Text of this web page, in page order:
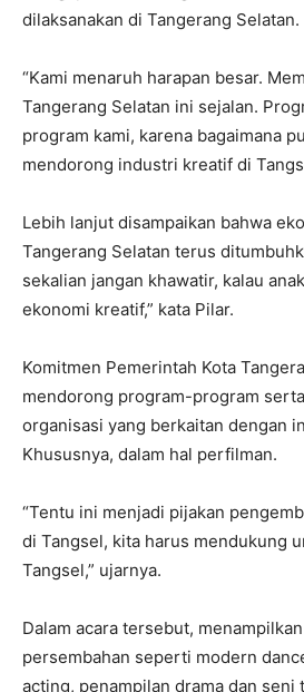
dilaksanakan di Tangerang Selatan.
“Kami menaruh harapan besar.
Tangerang Selatan ini sejalan.
program kami, karena bagaimana
mendorong industri kreatif di
Lebih lanjut disampaikan bahwa
Tangerang Selatan terus
sekalian jangan khawatir, kalau
ekonomi kreatif,” kata Pilar.
Komitmen Pemerintah Kota
mendorong program-program
organisasi yang berkaitan dengan
Khususnya, dalam hal perfilman.
“Tentu ini menjadi pijakan
di Tangsel, kita harus mendukung
Tangsel,” ujarnya.
Dalam acara tersebut,
persembahan seperti modern
acting, penampilan drama dan seni